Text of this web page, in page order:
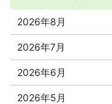
2026年8月
2026年7月
2026年6月
2026年5月